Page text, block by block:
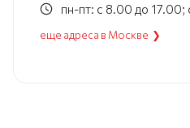
пн-пт: с 8.00 до 17.00;
еще адреса в Москве ❯